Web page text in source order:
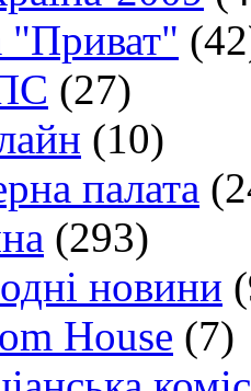
"Приват"
(27)
(10)
палата
(293)
новини
House (7)